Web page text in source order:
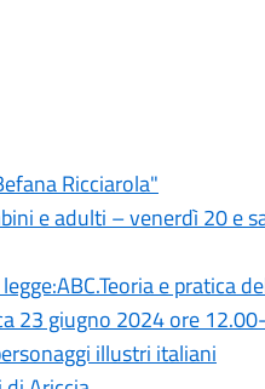
Ricciarola"
e adulti – venerdì 20 e
e pratica
23 giugno 2024 ore
illustri italiani